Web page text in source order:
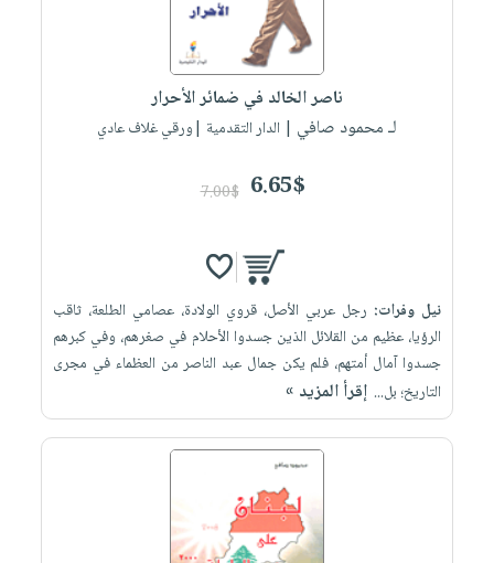
ناصر الخالد في ضمائر الأحرار
لـ محمود صافي | الدار التقدمية |ورقي غلاف عادي
6.65$
7.00$
نيل وفرات: رجل عربي الأصل، قروي الولادة، عصامي الطلعة، ثاقب
الرؤيا، عظيم من القلائل الذين جسدوا الأحلام في صغرهم، وفي كبرهم
جسدوا آمال أمتهم، فلم يكن جمال عبد الناصر من العظماء في مجرى
التاريخ؛ بل... إقرأ المزيد »